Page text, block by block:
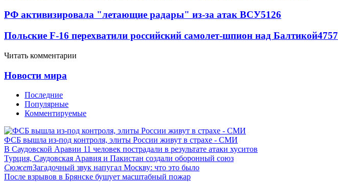
РФ активизировала "летающие радары" из-за атак ВСУ5126
Польские F-16 перехватили российский самолет-шпион над Балтикой4757
Читать комментарии
Новости мира
Последние
Популярные
Комментируемые
ФСБ вышла из-под контроля, элиты России живут в страхе - СМИ
В Саудовской Аравии 11 человек пострадали в результате атаки хуситов
Турция, Саудовская Аравия и Пакистан создали оборонный союз
СюжетЗагадочный звук напугал Москву: что это было
После взрывов в Брянске бушует масштабный пожар